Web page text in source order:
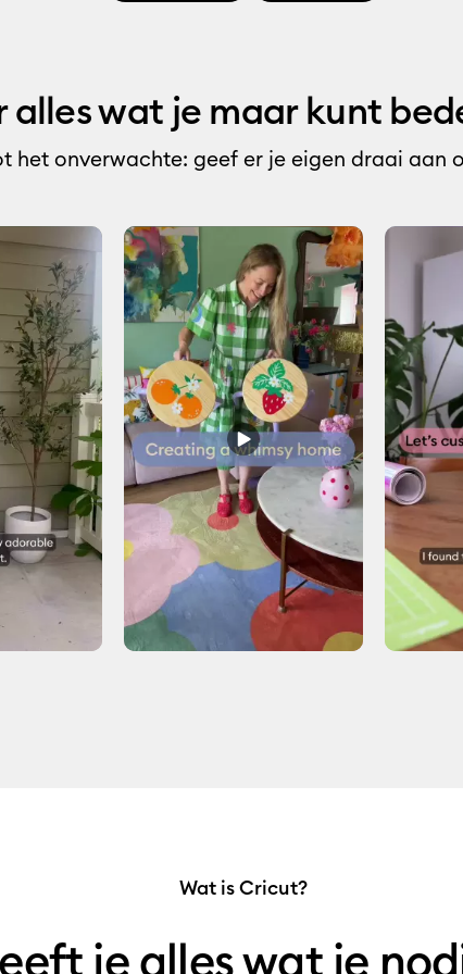
alles wat je maar kunt
het onverwachte: geef er je eigen draai aan
to navigate.
Wat is Cricut?
je alles wat je